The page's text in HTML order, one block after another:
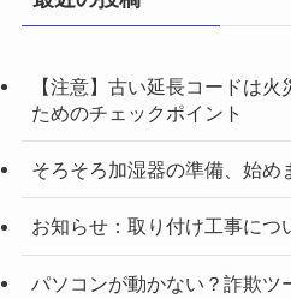
【注意】古い延長コードは
ためのチェックポイント
そろそろ加湿器の準備、始め
お知らせ：取り付け工事につ
パソコンが動かない？詐欺ツ